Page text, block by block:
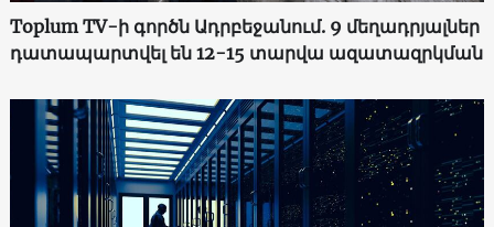
Toplum TV-ի գործն Ադրբեջանում. 9 մեղադրյալներ
դատապարտվել են 12-15 տարվա ազատազրկման